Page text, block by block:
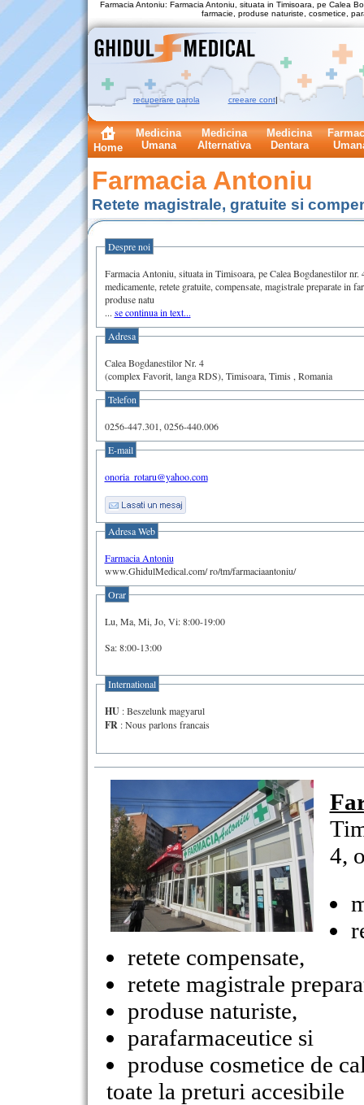
Farmacia Antoniu: Farmacia Antoniu, situata in Timisoara, pe Calea
farmacie, produse naturiste, cosmetice,
recuperare parola |
creeare cont
Home
Medicina
Umana
Medicina
Alternativa
Medicina
Dentara
Farmacia Antoniu
Retete magistrale, gratuite si
Despre noi
Farmacia Antoniu, situata in Timisoara, pe Calea Bogdanestilor nr.
medicamente, retete gratuite, compensate, magistrale preparate in
produse natu
... se continua in text...
Adresa
Calea Bogdanestilor Nr. 4
(complex Favorit, langa RDS), Timisoara, Timis , Romania
Telefon
0256-447.301, 0256-440.006
E-mail
onoria_rotaru@yahoo.com
Adresa Web
Farmacia Antoniu
www.GhidulMedical.com/ ro/tm/farmaciaantoniu/
Orar
Lu, Ma, Mi, Jo, Vi: 8:00-19:00
Sa: 8:00-13:00
International
HU: Beszelunk magyarul
FR : Nous parlons francais
4,
retete compensate,
retete magistrale
produse naturiste,
parafarmaceutice si
produse cosmetice de
toate la preturi accesibile